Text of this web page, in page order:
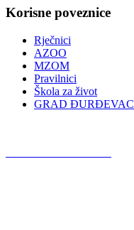
Korisne poveznice
Rječnici
AZOO
MZOM
Pravilnici
Škola za život
GRAD ĐURĐEVAC